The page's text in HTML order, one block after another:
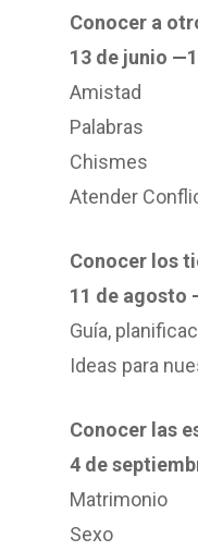
Conocer a
13 de junio
Amistad
Palabras
Chismes
Atender
Conocer los
11 de agosto
Guía,
Ideas para
Conocer las
4 de
Matrimonio
Sexo